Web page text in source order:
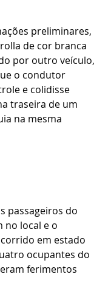
preliminares,
de cor branca
por outro veículo,
o condutor
e colidisse
traseira de um
na mesma
passageiros do
no local e o
em estado
ocupantes do
ferimentos